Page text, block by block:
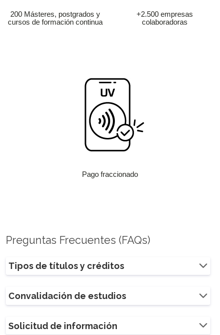
200 Másteres, postgrados y
cursos de formación continua
+2.500 empresas
colaboradoras
Pago fraccionado
Preguntas Frecuentes (FAQs)
Tipos de títulos y créditos
Convalidación de estudios
Solicitud de información